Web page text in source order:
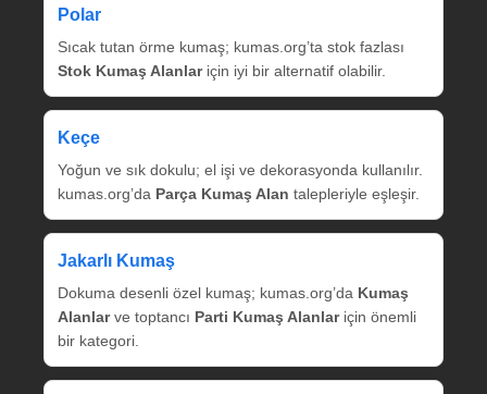
Polar
Sıcak tutan örme kumaş; kumas.org’ta stok fazlası
Stok Kumaş Alanlariçin iyi bir alternatif olabilir.
Keçe
Yoğun ve sık dokulu; el işi ve dekorasyonda kullanılır.
kumas.org’da Parça Kumaş Alan talepleriyle eşleşir.
Jakarlı Kumaş
Dokuma desenli özel kumaş; kumas.org’da Kumaş
Alanlarve toptancı Parti Kumaş Alanlariçin önemli
bir kategori.